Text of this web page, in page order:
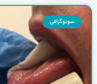
سونوگرافی